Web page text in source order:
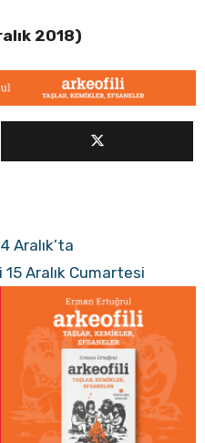
2018)
Aralık’ta
15 Aralık Cumartesi